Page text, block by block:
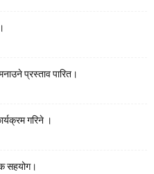
प्रस्ताव पारित।
गरिने ।
सहयोग।